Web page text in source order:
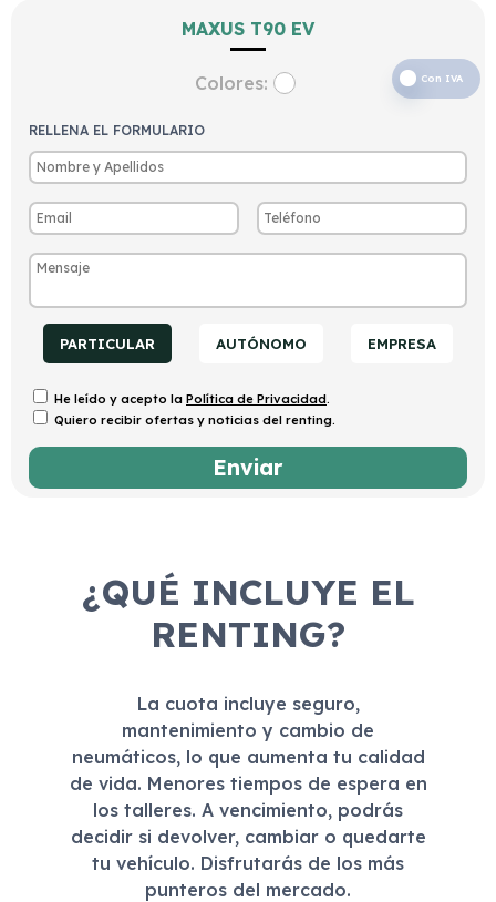
MAXUS T90 EV
Con IVA
Colores:
RELLENA EL FORMULARIO
PARTICULAR AUTÓNOMO EMPRESA
He leído y acepto la Política de Privacidad.
Quiero recibir ofertas y noticias del renting.
¿QUÉ INCLUYE EL
RENTING?
La cuota incluye seguro,
mantenimiento y cambio de
neumáticos, lo que aumenta tu calidad
de vida. Menores tiempos de espera en
los talleres. A vencimiento, podrás
decidir si devolver, cambiar o quedarte
tu vehículo. Disfrutarás de los más
punteros del mercado.